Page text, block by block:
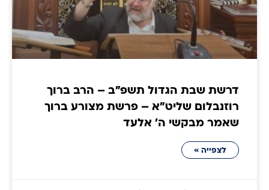
דרשת שבת הגדול תשפ"ב – הרב ברוך
רוזנבלום שליט"א – פרשת מצורע ברוך
שאמר מבקשי ה' אלעד
לצפייה »